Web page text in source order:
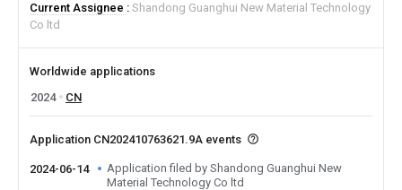
Current Assignee
Shandong Guanghui New Material Technology
Co ltd
Worldwide applications
2024
CN
Application CN202410763621.9A events
2024-06-14
Application filed by Shandong Guanghui New
Material Technology Co ltd